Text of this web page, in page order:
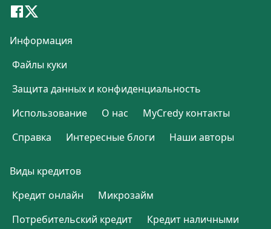
Информация
Файлы куки
Защита данных и конфиденциальность
Использование
О нас
MyCredy контакты
Справка
Интересные блоги Наши авторы
Виды кредитов
Кредит онлайн
Микрозайм
Потребительский кредит
Кредит наличными